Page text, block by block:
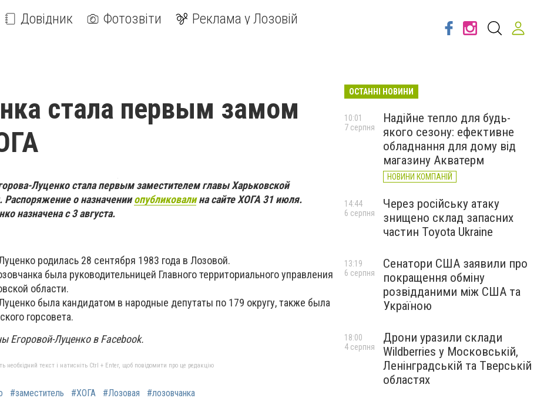
Довідник Фотозвіти Реклама у Лозовій
стала первым замом
Луценко стала первым заместителем главы Харьковской
Распоряжение о назначенииопубликовалина сайте ХОГА 31 июля.
назначена с 3 августа.
родилась 28 сентября 1983 года в Лозовой.
была руководительницей Главного территориального управления
области.
была кандидатом в народные депутаты по 179 округу, также была
горсовета.
Егоровой-Луценко в Facebook.
необхідний текст і натисніть Ctrl + Enter, щоб повідомити про це редакцію
#заместитель #ХОГА #Лозовая #лозовчанка
ОСТАННІ НОВИНИ
Надійне тепло для будь-
якого сезону: ефективне
обладнання для дому від
магазину Акватерм
НОВИНИ КОМПАНІЙ
10:01
7 серпня
Через російську атаку
знищено склад запасних
частин Toyota Ukraine
14:44
6 серпня
Сенатори США заявили про
покращення обміну
розвідданими між США та
Україною
13:19
6 серпня
Дрони уразили склади
Wildberries у Московській,
Ленінградській та Тверській
областях
18:00
4 серпня